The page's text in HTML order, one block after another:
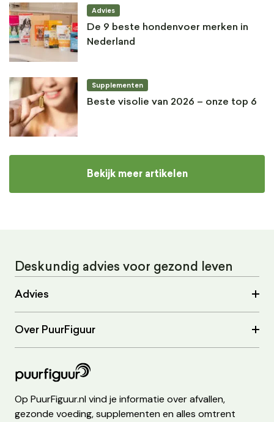
Advies
De 9 beste hondenvoer merken in
Nederland
Supplementen
Beste visolie van 2026 – onze top 6
Bekijk meer artikelen
Deskundig advies voor gezond leven
Advies
Over PuurFiguur
Op PuurFiguur.nl vind je informatie over afvallen,
gezonde voeding, supplementen en alles omtrent